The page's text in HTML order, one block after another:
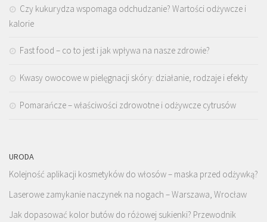
Czy kukurydza wspomaga odchudzanie? Wartości odżywcze i
kalorie
Fast food – co to jest i jak wpływa na nasze zdrowie?
Kwasy owocowe w pielęgnacji skóry: działanie, rodzaje i efekty
Pomarańcze – właściwości zdrowotne i odżywcze cytrusów
URODA
Kolejność aplikacji kosmetyków do włosów – maska przed odżywką?
Laserowe zamykanie naczynek na nogach – Warszawa, Wrocław
Jak dopasować kolor butów do różowej sukienki? Przewodnik